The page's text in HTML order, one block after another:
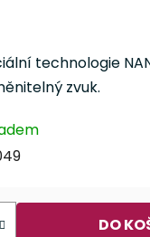
technologie
zvuk.
DO